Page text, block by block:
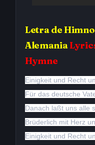
Letra de
Alemania
Hymne
Einigkeit und Recht
Für das deutsche
Danach laßt uns alle
Brüderlich mit Herz
Einigkeit und Recht